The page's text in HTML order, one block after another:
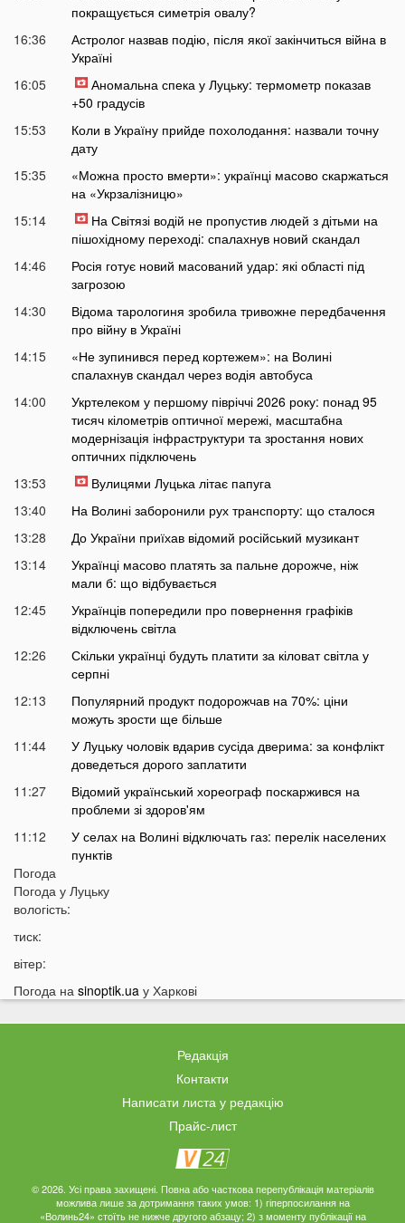
покращується симетрія овалу?
16:36
Астролог назвав подію, після якої закінчиться війна в
Україні
16:05
Аномальна спека у Луцьку: термометр показав
+50 градусів
15:53
Коли в Україну прийде похолодання: назвали точну
дату
15:35
«Можна просто вмерти»: українці масово скаржаться
на «Укрзалізницю»
15:14
На Світязі водій не пропустив людей з дітьми на
пішохідному переході: спалахнув новий скандал
14:46
Росія готує новий масований удар: які області під
загрозою
14:30
Відома тарологиня зробила тривожне передбачення
про війну в Україні
14:15
«Не зупинився перед кортежем»: на Волині
спалахнув скандал через водія автобуса
14:00
Укртелеком у першому півріччі 2026 року: понад 95
тисяч кілометрів оптичної мережі, масштабна
модернізація інфраструктури та зростання нових
оптичних підключень
13:53
Вулицями Луцька літає папуга
13:40
На Волині заборонили рух транспорту: що сталося
13:28
До України приїхав відомий російський музикант
13:14
Українці масово платять за пальне дорожче, ніж
мали б: що відбувається
12:45
Українців попередили про повернення графіків
відключень світла
12:26
Скільки українці будуть платити за кіловат світла у
серпні
12:13
Популярний продукт подорожчав на 70%: ціни
можуть зрости ще більше
11:44
У Луцьку чоловік вдарив сусіда дверима: за конфлікт
доведеться дорого заплатити
11:27
Відомий український хореограф поскаржився на
проблеми зі здоров'ям
11:12
У селах на Волині відключать газ: перелік населених
пунктів
10:56
10:43
10:11
На Волині два дні вируватиме аномалія
09:38
Українці можуть залишитися без пенсій через
Вночі на Волині горіла «Єва»
Українців закликали якнайшвидше виїжджати з
Що відомо про нічну атаку РФ по Україні
Українців закликали перебувати вдома: у чому
причина
Погода
Погода у Луцьку
вологість:
тиск:
вітер:
Погода на sinoptik.ua у Харкові
Редакція
Контакти
Написати листа у редакцію
Прайс-лист
© 2026. Усі права захищені. Повна або часткова перепублікація матеріалів
можлива лише за дотримання таких умов: 1) гіперпосилання на
«Волинь24» стоїть не нижче другого абзацу; 2) з моменту публікації на